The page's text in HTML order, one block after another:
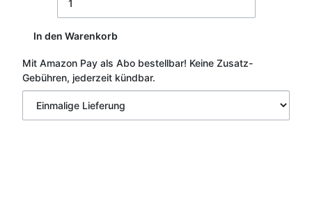
In den Warenkorb
Mit Amazon Pay als Abo bestellbar! Keine Zusatz-
Gebühren, jederzeit kündbar.